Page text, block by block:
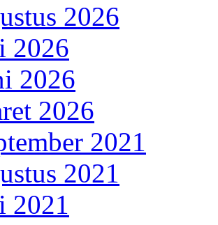
2026
2026
2026
2026
2021
2021
2021